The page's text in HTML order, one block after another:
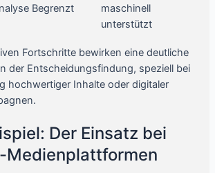
Begrenzt
maschinell
unterstützt
Fortschritte bewirken eine deutliche
der Entscheidungsfindung, speziell bei
hochwertiger Inhalte oder digitaler
Der Einsatz bei
Medienplattformen